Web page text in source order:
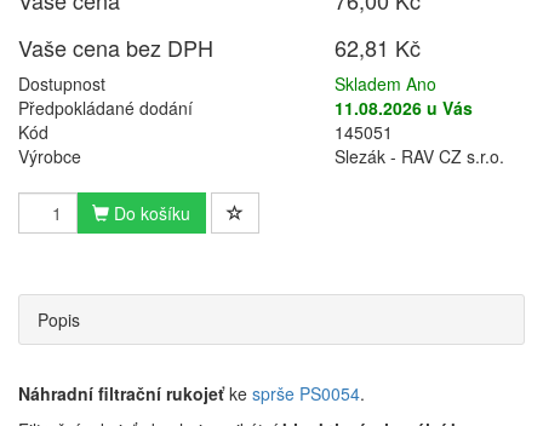
Vaše cena bez DPH
62,81 Kč
Dostupnost
Skladem Ano
Předpokládané dodání
11.08.2026 u Vás
Kód
145051
Výrobce
Slezák - RAV CZ s.r.o.
Do košíku
Popis
Náhradní filtrační rukojeťke sprše PS0054.